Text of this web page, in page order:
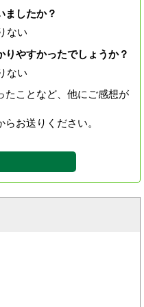
ましたか？
ない
やすかったでしょうか？
ない
たことなど、他にご感想が
お送りください。